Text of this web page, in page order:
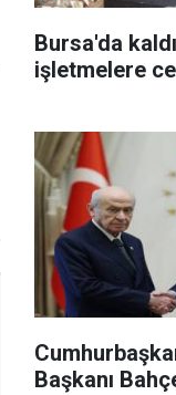
Bursa'da
işletmelere
Başkanı